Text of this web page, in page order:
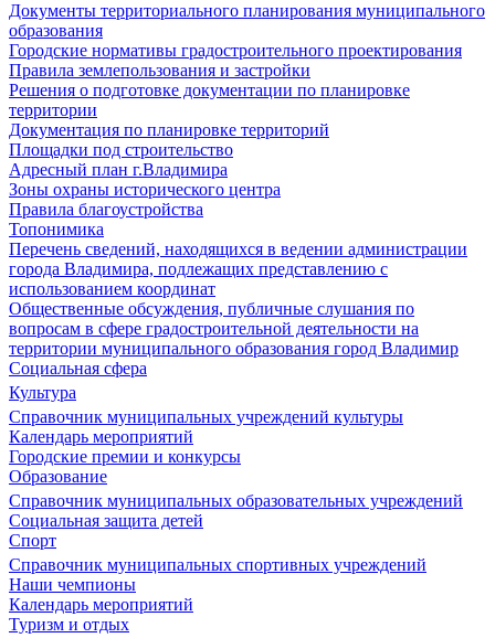
Документы территориального планирования муниципального
образования
Городские нормативы градостроительного проектирования
Правила землепользования и застройки
Решения о подготовке документации по планировке
территории
Документация по планировке территорий
Площадки под строительство
Адресный план г.Владимира
Зоны охраны исторического центра
Правила благоустройства
Топонимика
Перечень сведений, находящихся в ведении администрации
города Владимира, подлежащих представлению с
использованием координат
Общественные обсуждения, публичные слушания по
вопросам в сфере градостроительной деятельности на
территории муниципального образования город Владимир
Социальная сфера
Культура
Справочник муниципальных учреждений культуры
Календарь мероприятий
Городские премии и конкурсы
Образование
Справочник муниципальных образовательных учреждений
Социальная защита детей
Спорт
Справочник муниципальных спортивных учреждений
Наши чемпионы
Календарь мероприятий
Туризм и отдых